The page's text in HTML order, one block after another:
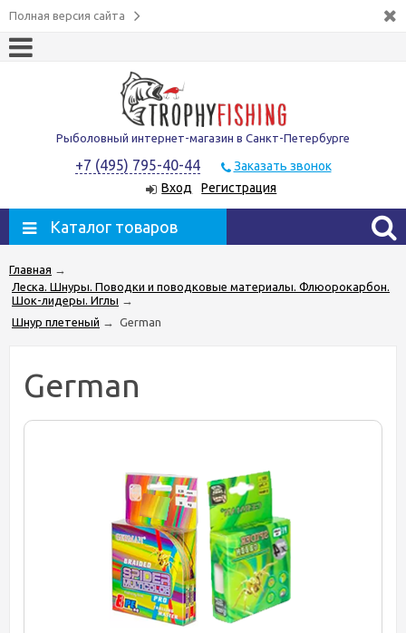
Полная версия сайта
Рыболовный интернет-магазин в Санкт-Петербурге
+7 (495) 795-40-44
Заказать звонок
Вход
Регистрация
Каталог товаров
Главная
→
Леска. Шнуры. Поводки и поводковые материалы. Флюорокарбон.
Шок-лидеры. Иглы →
Шнур плетеный → German
German